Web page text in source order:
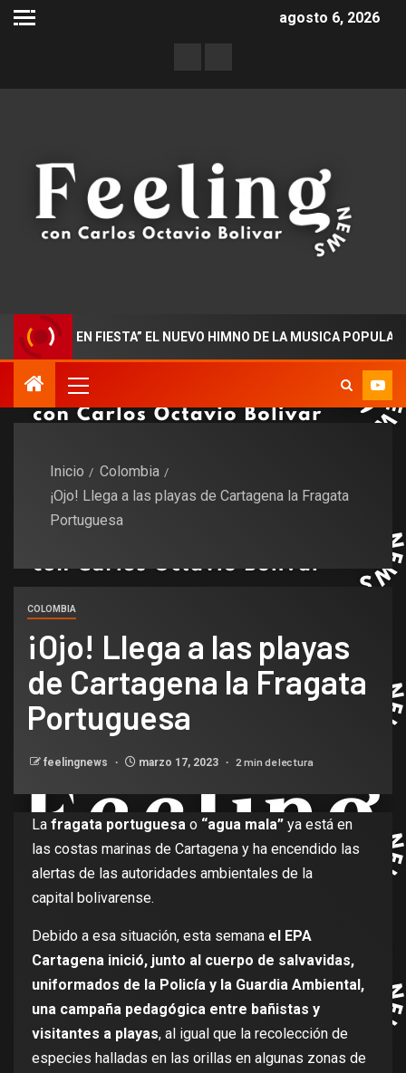
agosto 6, 2026
EN FIESTA” EL NUEVO HIMNO DE LA MUSICA POPULAR
Inicio
Colombia
¡Ojo! Llega a las playas de Cartagena la Fragata
Portuguesa
COLOMBIA
¡Ojo! Llega a las playas
de Cartagena la Fragata
Portuguesa
feelingnews marzo 17, 2023 2 min de lectura
La fragata portuguesa o “agua mala” ya está en
las costas marinas de Cartagena y ha encendido las
alertas de las autoridades ambientales de la
capital bolivarense.
Debido a esa situación, esta semana el EPA
Cartagena inició, junto al cuerpo de salvavidas,
uniformados de la Policía y la Guardia Ambiental,
una campaña pedagógica entre bañistas y
visitantes a playas, al igual que la recolección de
especies halladas en las orillas en algunas zonas de